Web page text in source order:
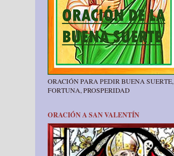
ORACIÓN PARA PEDIR BUENA SUERTE,
FORTUNA, PROSPERIDAD
ORACIÓN A SAN VALENTÍN